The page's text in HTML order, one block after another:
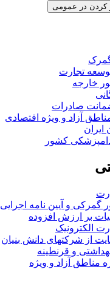
کردن در عمومی
تجارت
خارجه
صادرات
آزاد و ویژه اقتصادی
ایران
کشور
گمرکی و آیین نامه اجرایی
بر ارزش افزوده
الکترونیک
از شرکتهای دانش بنیان
و قرنطینه
مناطق آزاد و ویژه